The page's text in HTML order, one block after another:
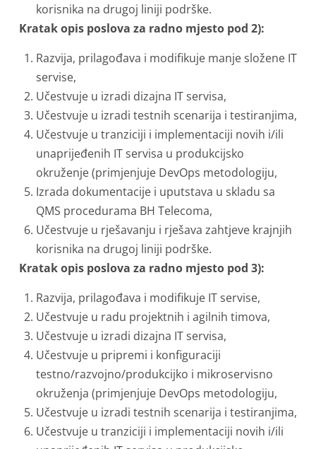
korisnika na drugoj liniji podrške.
Kratak opis poslova za radno mjesto pod 2):
Razvija, prilagođava i modifikuje manje složene IT
servise,
Učestvuje u izradi dizajna IT servisa,
Učestvuje u izradi testnih scenarija i testiranjima,
Učestvuje u tranziciji i implementaciji novih i/ili
unaprijeđenih IT servisa u produkcijsko
okruženje (primjenjuje DevOps metodologiju,
Izrada dokumentacije i uputstava u skladu sa
QMS procedurama BH Telecoma,
Učestvuje u rješavanju i rješava zahtjeve krajnjih
korisnika na drugoj liniji podrške.
Kratak opis poslova za radno mjesto pod 3):
Razvija, prilagođava i modifikuje IT servise,
Učestvuje u radu projektnih i agilnih timova,
Učestvuje u izradi dizajna IT servisa,
Učestvuje u pripremi i konfiguraciji
testno/razvojno/produkcijko i mikroservisno
okruženja (primjenjuje DevOps metodologiju,
Učestvuje u izradi testnih scenarija i testiranjima,
Učestvuje u tranziciji i implementaciji novih i/ili